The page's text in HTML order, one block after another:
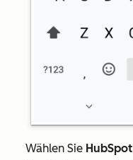
Wählen Sie HubSpot